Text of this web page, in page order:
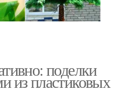
поделки
из пластиковых